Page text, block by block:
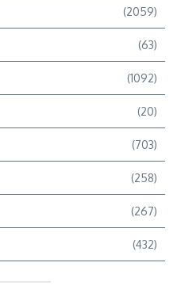
(2059)
(63)
(1092)
(20)
(703)
(258)
(267)
(432)